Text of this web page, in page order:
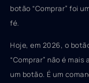
botão “Comprar” foi
fé.
Hoje, em 2026, o
“Comprar” não é mais
um botão. É um